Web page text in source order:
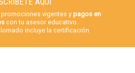
vigentes y pagos en
con tu asesor educativo.
incluye la certificación